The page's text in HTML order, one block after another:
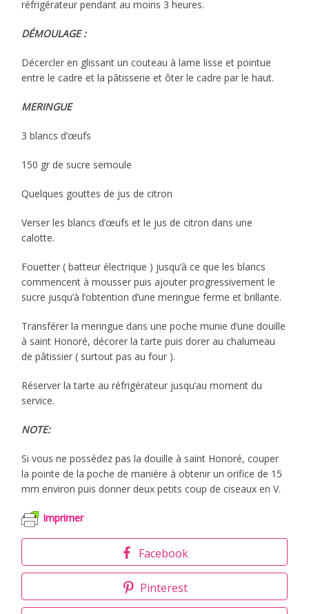
réfrigérateur pendant au moins 3 heures.
DÉMOULAGE :
Décercler en glissant un couteau à lame lisse et pointue
entre le cadre et la pâtisserie et ôter le cadre par le haut.
MERINGUE
3 blancs d’œufs
150 gr de sucre semoule
Quelques gouttes de jus de citron
Verser les blancs d’œufs et le jus de citron dans une
calotte.
Fouetter ( batteur électrique ) jusqu’à ce que les blancs
commencent à mousser puis ajouter progressivement le
sucre jusqu’à l’obtention d’une meringue ferme et brillante.
Transférer la meringue dans une poche munie d’une douille
à saint Honoré, décorer la tarte puis dorer au chalumeau
de pâtissier ( surtout pas au four ).
Réserver la tarte au réfrigérateur jusqu’au moment du
service.
NOTE:
Si vous ne possédez pas la douille à saint Honoré, couper
la pointe de la poche de manière à obtenir un orifice de 15
mm environ puis donner deux petits coup de ciseaux en V.
Imprimer
Facebook
Pinterest